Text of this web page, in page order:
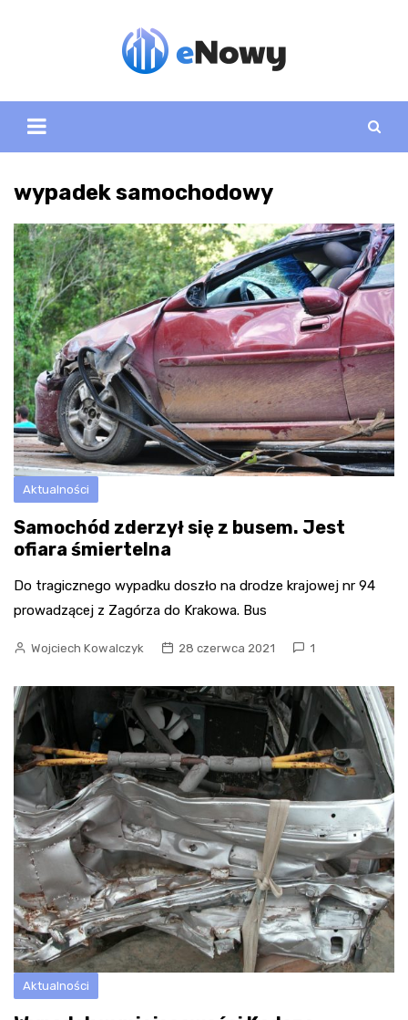
wypadek samochodowy
Aktualności
Samochód zderzył się z busem. Jest
ofiara śmiertelna
Do tragicznego wypadku doszło na drodze krajowej nr 94
prowadzącej z Zagórza do Krakowa. Bus
Wojciech Kowalczyk 28 czerwca 2021 1
Aktualności